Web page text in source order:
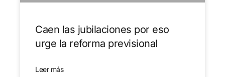
Caen las jubilaciones por eso
urge la reforma previsional
Leer más